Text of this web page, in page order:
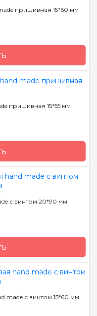
пришивная 15*60 мм
пришивная 15*55 мм
с винтом 20*90 мм
made с винтом 15*60 мм